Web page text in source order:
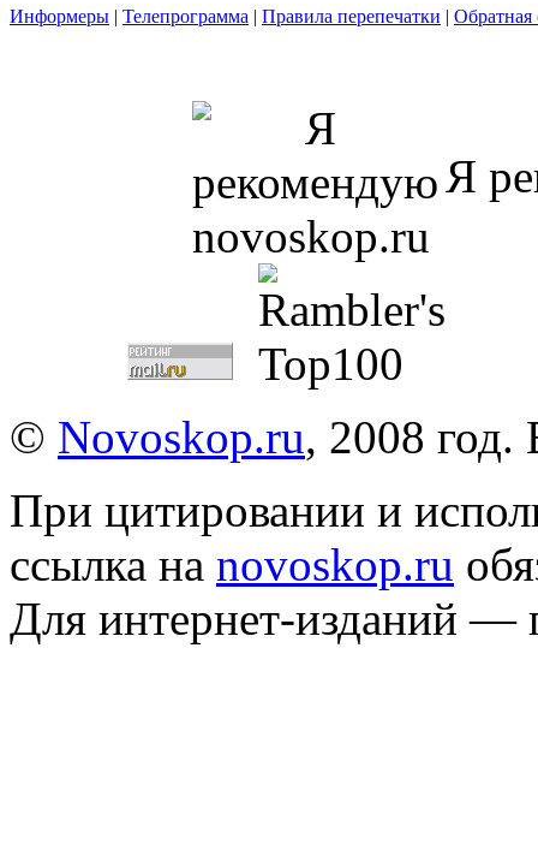
Информеры | Телепрограмма | Правила перепечатки | Обратная
Я
© Novoskop.ru, 2008
При цитировании и
ссылка на novoskop.ru
Для интернет-изданий —